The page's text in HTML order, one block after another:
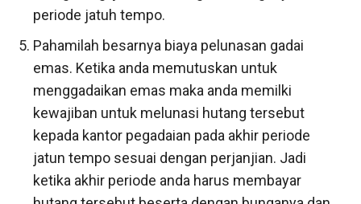
periode jatuh tempo.
Pahamilah besarnya biaya pelunasan gadai
emas. Ketika anda memutuskan untuk
menggadaikan emas maka anda memilki
kewajiban untuk melunasi hutang tersebut
kepada kantor pegadaian pada akhir periode
jatun tempo sesuai dengan perjanjian. Jadi
ketika akhir periode anda harus membayar